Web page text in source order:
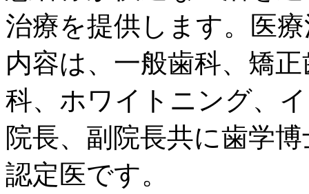
治療を提供します。医
内容は、一般歯科、矯
科、ホワイトニング、
院長、副院長共に歯学
認定医です。